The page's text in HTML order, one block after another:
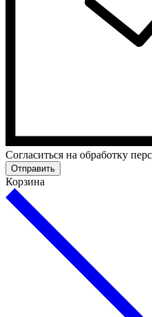
Cогласиться на обработку
Отправить
Корзина